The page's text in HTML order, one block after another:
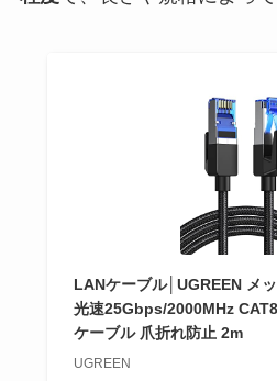
LANケーブル│UGREEN メ
光速25Gbps/2000MHz
ケーブル 爪折れ防止 2m
UGREEN